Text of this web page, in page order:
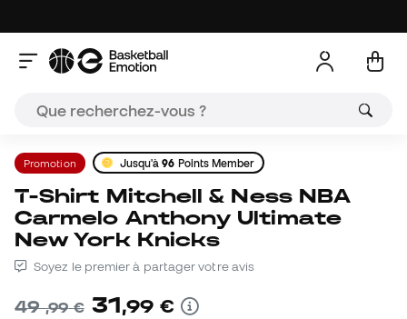
Promotion Jusqu'à96 Points Member
T-Shirt Mitchell & Ness NBA
Carmelo Anthony Ultimate
New York Knicks
Soyez le premier à partager votre avis
49,99 € 31,99 €